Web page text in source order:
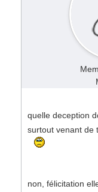
quelle deception
surtout venant de
non, félicitation